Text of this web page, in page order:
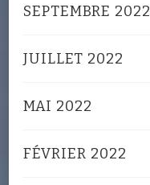
SEPTEMBRE 2022
JUILLET 2022
MAI 2022
FÉVRIER 2022